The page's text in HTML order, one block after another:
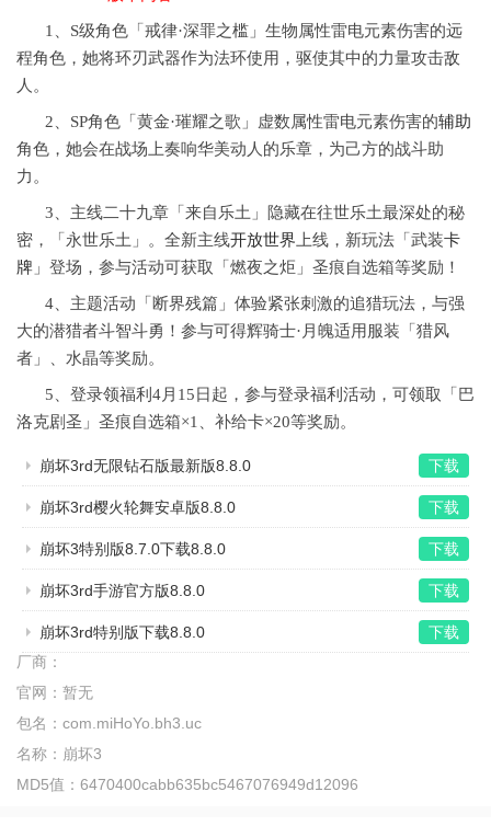
1、S级角色「戒律·深罪之槛」生物属性雷电元素伤害的远
程角色，她将环刃武器作为法环使用，驱使其中的力量攻击敌
人。
2、SP角色「黄金·璀耀之歌」虚数属性雷电元素伤害的辅助
角色，她会在战场上奏响华美动人的乐章，为己方的战斗助
力。
3、主线二十九章「来自乐土」隐藏在往世乐土最深处的秘
密，「永世乐土」。全新主线开放世界 上线，新玩法「武装卡
牌 」登场，参与活动可获取「燃夜之炬」圣痕自选箱等奖励！
4、主题活动「断界残篇」体验紧张刺激的追猎玩法，与强
大的潜猎者斗智斗勇！参与可得辉骑士·月魄适用服装「猎风
者」、水晶等奖励。
5、登录领福利4月15日起，参与登录福利活动，可领取「巴
洛克剧圣」圣痕自选箱×1、补给卡×20等奖励。
崩坏3rd无限钻石版最新版8.8.0 下载
崩坏3rd樱火轮舞安卓版8.8.0 下载
崩坏3特别版8.7.0下载8.8.0 下载
崩坏3rd手游官方版8.8.0 下载
崩坏3rd特别版下载8.8.0
下载
厂商：
官网： 暂无
包名： com.miHoYo.bh3.uc
名称： 崩坏3
MD5值： 6470400cabb635bc5467076949d12096